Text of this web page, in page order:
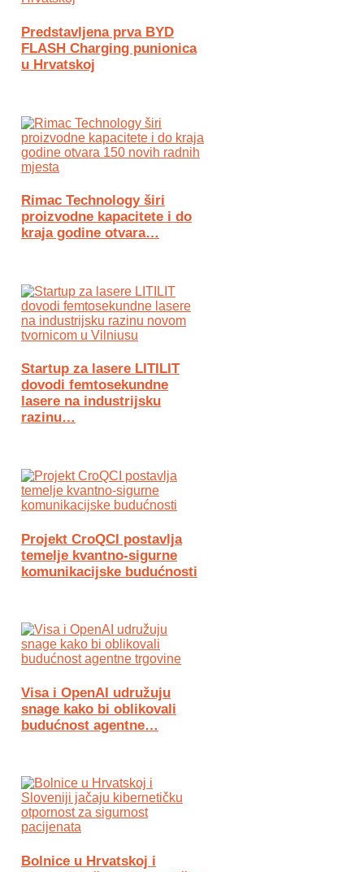
Predstavljena prva BYD
FLASH Charging punionica
u Hrvatskoj
Rimac Technology širi
proizvodne kapacitete i do
kraja godine otvara…
Startup za lasere LITILIT
dovodi femtosekundne
lasere na industrijsku
razinu…
Projekt CroQCI postavlja
temelje kvantno-sigurne
komunikacijske budućnosti
Visa i OpenAI udružuju
snage kako bi oblikovali
budućnost agentne…
Bolnice u Hrvatskoj i